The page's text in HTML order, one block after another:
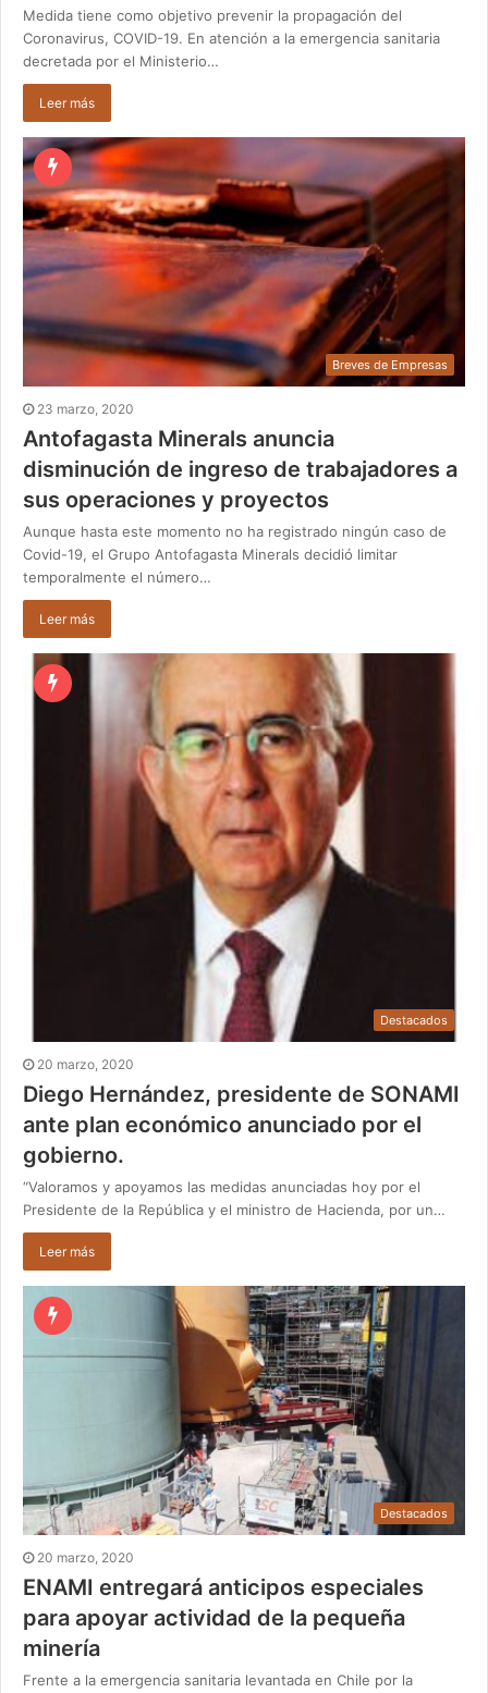
Medida tiene como objetivo prevenir la propagación del
Coronavirus, COVID-19. En atención a la emergencia sanitaria
decretada por el Ministerio…
Leer más
Breves de Empresas
23 marzo, 2020
Antofagasta Minerals anuncia
disminución de ingreso de trabajadores a
sus operaciones y proyectos
Aunque hasta este momento no ha registrado ningún caso de
Covid-19, el Grupo Antofagasta Minerals decidió limitar
temporalmente el número…
Leer más
Destacados
20 marzo, 2020
Diego Hernández, presidente de SONAMI
ante plan económico anunciado por el
gobierno.
“Valoramos y apoyamos las medidas anunciadas hoy por el
Presidente de la República y el ministro de Hacienda, por un…
Leer más
Destacados
20 marzo, 2020
ENAMI entregará anticipos especiales
para apoyar actividad de la pequeña
minería
Frente a la emergencia sanitaria levantada en Chile por la